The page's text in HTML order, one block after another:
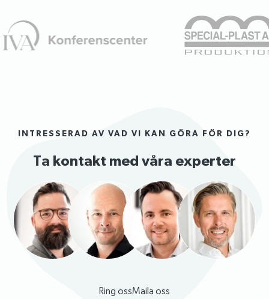
INTRESSERAD AV VAD VI KAN GÖRA FÖR DIG?
Ta kontakt med våra experter
Ring ossMaila oss